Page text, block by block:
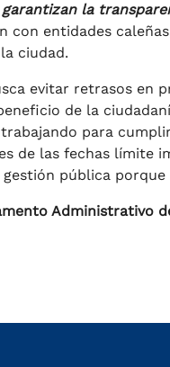
la
con entidades
ciudad.
evitar retrasos en
de la
para
de las fechas límite
pública porque
Administrativo